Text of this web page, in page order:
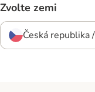
Zvolte zemi
Česká republika